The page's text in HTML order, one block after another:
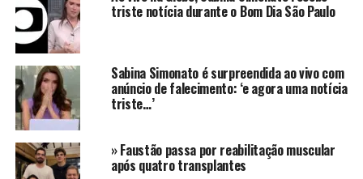
Massaoka.
Ana Maria Braga recebe
resposta de Ju Massaoka no
Mais Você
O momento mais inusitado do experimento foi quando
Ana Maria BragaquestionouJu Massaoka
triste notícia durante o Bom Dia São Paulo
Sabina Simonato é surpreendida ao vivo com
anúncio de falecimento: ‘e agora uma notícia
triste…’
» Faustão passa por reabilitação muscular
após quatro transplantes